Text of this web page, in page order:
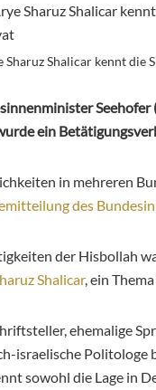
Sharuz Shalicar kennt die
Seehofer
ein
in mehreren
des
der Hisbollah
Shalicar, ein
ehemalige
israelische
sowohl die Lage in